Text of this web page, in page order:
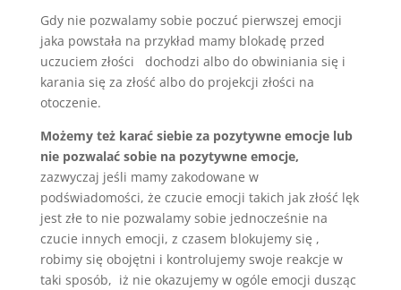
Gdy nie pozwalamy sobie poczuć pierwszej emocji
jaka powstała na przykład mamy blokadę przed
uczuciem złości dochodzi albo do obwiniania się i
karania się za złość albo do projekcji złości na
otoczenie.
Możemy też karać siebie za pozytywne emocje lub
nie pozwalać sobie na pozytywne emocje,
zazwyczaj jeśli mamy zakodowane w
podświadomości, że czucie emocji takich jak złość lęk
jest złe to nie pozwalamy sobie jednocześnie na
czucie innych emocji, z czasem blokujemy się ,
robimy się obojętni i kontrolujemy swoje reakcje w
taki sposób, iż nie okazujemy w ogóle emocji dusząc